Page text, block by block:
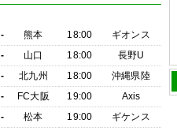
- 熊本 18:00
ギオンス
- 山口 18:00
長野U
- 北九州 18:00
沖縄県陸
- FC大阪 19:00
Axis
- 松本 19:00
ギケンス